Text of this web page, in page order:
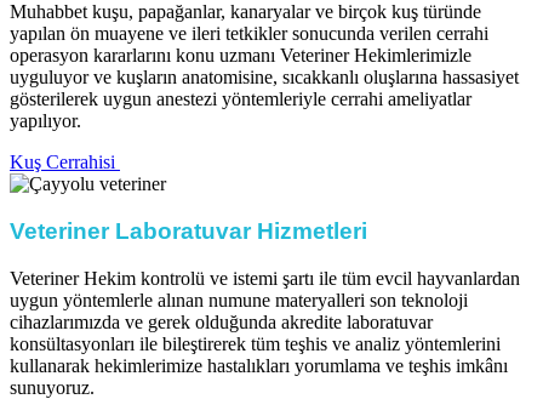
Muhabbet kuşu, papağanlar, kanaryalar ve birçok kuş türünde
yapılan ön muayene ve ileri tetkikler sonucunda verilen cerrahi
operasyon kararlarını konu uzmanı Veteriner Hekimlerimizle
uyguluyor ve kuşların anatomisine, sıcakkanlı oluşlarına hassasiyet
gösterilerek uygun anestezi yöntemleriyle cerrahi ameliyatlar
yapılıyor.​
Kuş Cerrahisi ​​
Veteriner Laboratuvar Hizmetleri​
Veteriner Hekim kontrolü ve istemi şartı ile tüm evcil hayvanlardan
uygun yöntemlerle alınan numune materyalleri son teknoloji
cihazlarımızda ve gerek olduğunda akredite laboratuvar
konsültasyonları ile bileştirerek tüm teşhis ve analiz yöntemlerini
kullanarak hekimlerimize hastalıkları yorumlama ve teşhis imkânı
sunuyoruz.​